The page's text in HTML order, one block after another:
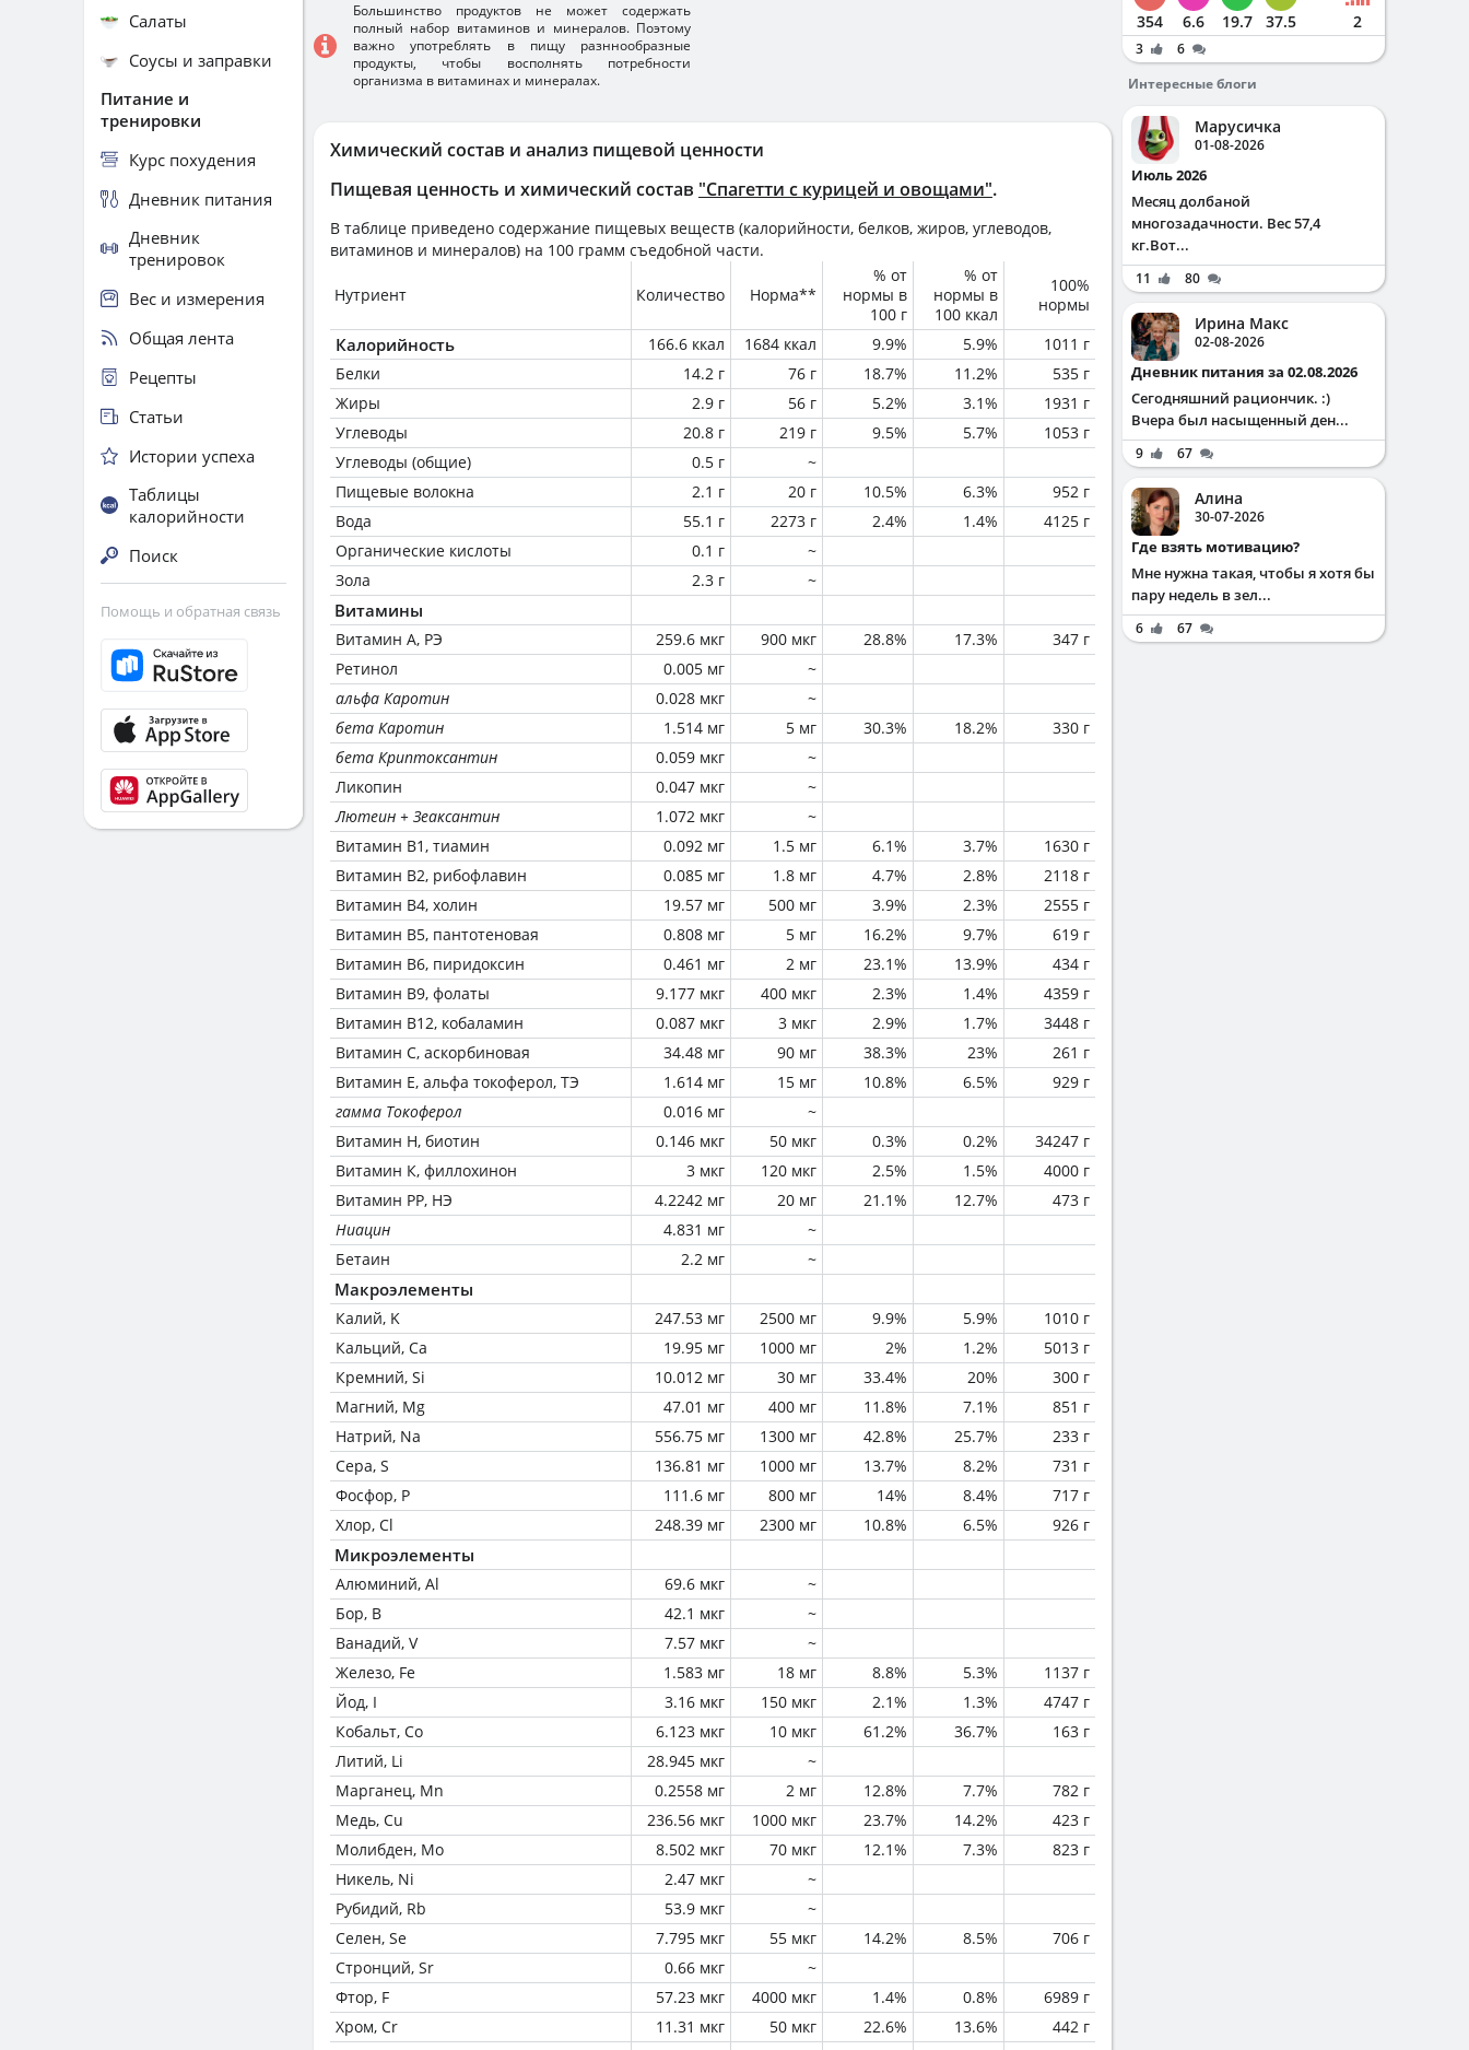
Химический состав и анализ пищевой ценности
Пищевая ценность и химический состав "Спагетти с курицей и овощами".
В таблице приведено содержание пищевых веществ (калорийности, белков, жиров, углеводов,
витаминов и минералов) на 100 грамм съедобной части.
Нутриент Количество Норма**
% от
нормы в
100 г
% от
нормы в
100 ккал
100%
нормы
Калорийность 166.6 ккал 1684 ккал 9.9% 5.9%
1011 г
Белки
14.2 г 76 г 18.7% 11.2%
535 г
Жиры
2.9 г 56 г 5.2% 3.1%
1931 г
Углеводы
20.8 г 219 г 9.5% 5.7%
1053 г
Углеводы (общие)
0.5 г
~
Пищевые волокна
2.1 г 20 г 10.5% 6.3%
952 г
Вода
55.1 г 2273 г 2.4% 1.4%
4125 г
Органические кислоты
0.1 г
~
Зола
2.3 г ~
Витамины
Витамин А, РЭ 259.6 мкг 900 мкг 28.8% 17.3%
347 г
Ретинол
0.005 мг
~
альфа Каротин
0.028 мкг
~
бета Каротин
1.514 мг 5 мг 30.3% 18.2%
330 г
бета Криптоксантин
0.059 мкг
~
Ликопин
0.047 мкг
~
Лютеин + Зеаксантин
1.072 мкг
~
Витамин В1, тиамин
0.092 мг 1.5 мг 6.1% 3.7%
1630 г
Витамин В2, рибофлавин
0.085 мг 1.8 мг 4.7% 2.8%
2118 г
Витамин В4, холин
19.57 мг 500 мг 3.9% 2.3%
2555 г
Витамин В5, пантотеновая
0.808 мг 5 мг 16.2% 9.7%
619 г
Витамин В6, пиридоксин
0.461 мг 2 мг 23.1% 13.9%
434 г
Витамин В9, фолаты
9.177 мкг 400 мкг 2.3% 1.4%
4359 г
Витамин В12, кобаламин
0.087 мкг 3 мкг 2.9% 1.7%
3448 г
Витамин C, аскорбиновая
34.48 мг 90 мг 38.3% 23%
261 г
Витамин Е, альфа токоферол, ТЭ
1.614 мг 15 мг 10.8% 6.5%
929 г
гамма Токоферол
0.016 мг
~
Витамин Н, биотин
0.146 мкг 50 мкг 0.3% 0.2%
34247 г
Витамин К, филлохинон
3 мкг 120 мкг 2.5% 1.5%
4000 г
Витамин РР, НЭ
4.2242 мг 20 мг 21.1% 12.7%
473 г
Ниацин
4.831 мг
~
Бетаин
2.2 мг ~
Макроэлементы
Калий, K 247.53 мг 2500 мг 9.9% 5.9%
1010 г
Кальций, Ca
19.95 мг 1000 мг 2% 1.2%
5013 г
Кремний, Si
10.012 мг 30 мг 33.4% 20%
300 г
Магний, Mg
47.01 мг 400 мг 11.8% 7.1%
851 г
Натрий, Na
556.75 мг 1300 мг 42.8% 25.7%
233 г
Сера, S
136.81 мг 1000 мг 13.7% 8.2%
731 г
Фосфор, P
111.6 мг 800 мг 14% 8.4%
717 г
Хлор, Cl
248.39 мг 2300 мг 10.8% 6.5% 926 г
Микроэлементы
Алюминий, Al 69.6 мкг
~
Бор, B
42.1 мкг
~
Ванадий, V
7.57 мкг
~
Железо, Fe
1.583 мг 18 мг 8.8% 5.3%
1137 г
Йод, I
3.16 мкг 150 мкг 2.1% 1.3%
4747 г
Кобальт, Co
6.123 мкг 10 мкг 61.2% 36.7%
163 г
Литий, Li
28.945 мкг
~
Марганец, Mn
0.2558 мг 2 мг 12.8% 7.7%
782 г
Медь, Cu
236.56 мкг 1000 мкг 23.7% 14.2%
423 г
Молибден, Mo
8.502 мкг 70 мкг 12.1% 7.3%
823 г
Никель, Ni
2.47 мкг
~
Рубидий, Rb
53.9 мкг
~
Селен, Se
7.795 мкг 55 мкг 14.2% 8.5%
706 г
Стронций, Sr
0.66 мкг
~
Фтор, F
57.23 мкг 4000 мкг 1.4% 0.8%
6989 г
Хром, Cr
11.31 мкг 50 мкг 22.6% 13.6%
442 г
Большинство продуктов не может содержать
полный набор витаминов и минералов. Поэтому
важно употреблять в пищу разннообразные
продукты, чтобы восполнять потребности
организма в витаминах и минералах.
Салаты
Соусы и заправки
Питание и
тренировки
Курс похудения
Дневник питания
Дневник
тренировок
Вес и измерения
Общая лента
Рецепты
Статьи
Истории успеха
Таблицы
калорийности
Поиск
Помощь и обратная связь
354 6.6 19.7 37.5 2
3
6
Интересные блоги
Марусичка
01-08-2026
Июль 2026
Месяц долбаной
многозадачности. Вес 57,4
кг.Вот...
11 80
Ирина Макс
02-08-2026
Дневник питания за 02.08.2026
Сегодняшний рациончик. :)
Вчера был насыщенный ден...
9 67
Алина
30-07-2026
Где взять мотивацию?
Мне нужна такая, чтобы я хотя бы
пару недель в зел...
6 67